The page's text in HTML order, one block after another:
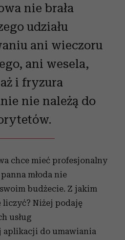
nie brała
udziału
ani wieczoru
ani wesela,
i fryzura
nie należą do
chce mieć profesjonalny
młoda nie
budżecie. Z jakim
Niżej podaję
usług
do umawiania